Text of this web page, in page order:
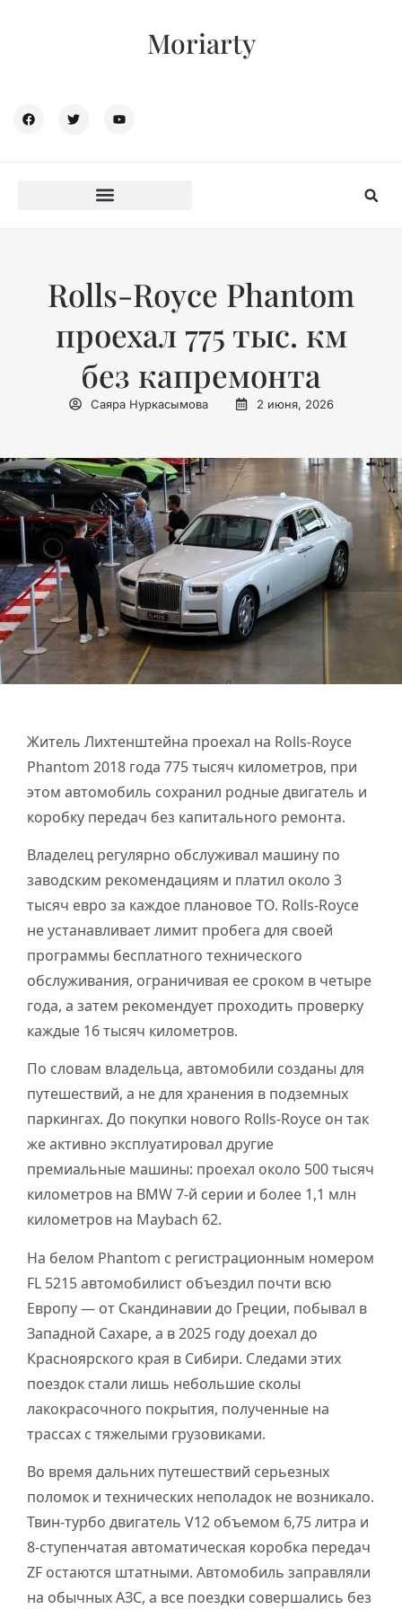
Moriarty
Rolls-Royce Phantom
проехал 775 тыс. км
без капремонта
Саяра Нуркасымова 2 июня, 2026
Житель Лихтенштейна проехал на Rolls-Royce
Phantom 2018 года 775 тысяч километров, при
этом автомобиль сохранил родные двигатель и
коробку передач без капитального ремонта.
Владелец регулярно обслуживал машину по
заводским рекомендациям и платил около 3
тысяч евро за каждое плановое ТО. Rolls-Royce
не устанавливает лимит пробега для своей
программы бесплатного технического
обслуживания, ограничивая ее сроком в четыре
года, а затем рекомендует проходить проверку
каждые 16 тысяч километров.
По словам владельца, автомобили созданы для
путешествий, а не для хранения в подземных
паркингах. До покупки нового Rolls-Royce он так
же активно эксплуатировал другие
премиальные машины: проехал около 500 тысяч
километров на BMW 7-й серии и более 1,1 млн
километров на Maybach 62.
На белом Phantom с регистрационным номером
FL 5215 автомобилист объездил почти всю
Европу — от Скандинавии до Греции, побывал в
Западной Сахаре, а в 2025 году доехал до
Красноярского края в Сибири. Следами этих
поездок стали лишь небольшие сколы
лакокрасочного покрытия, полученные на
трассах с тяжелыми грузовиками.
Во время дальних путешествий серьезных
поломок и технических неполадок не возникало.
Твин-турбо двигатель V12 объемом 6,75 литра и
8-ступенчатая автоматическая коробка передач
ZF остаются штатными. Автомобиль заправляли
на обычных АЗС, а все поездки совершались без